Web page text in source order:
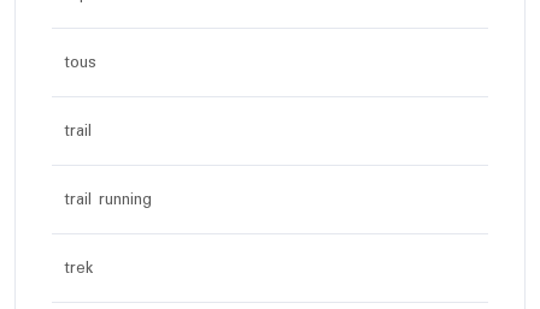
tous
trail
trail running
trek